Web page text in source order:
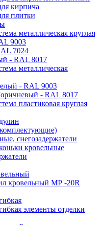
кирпича
плитки
металлическая круглая
9003
7024
- RAL 8017
металлическая
- RAL 9003
- RAL 8017
пластиковая круглая
снегозадержатели
кровельные
кровельный МР -20R
элементы отделки